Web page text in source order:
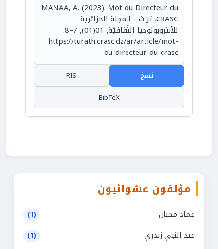
MANAA, A. (2023). Mot du Directeur du
CRASC. تراث - المجلة الجزائرية
للأنثروبولوجيا الثّقافيّة, 01(01), 7–8.
https://turath.crasc.dz/ar/article/mot-
du-directeur-du-crasc
نسخ
RIS
BibTeX
مؤلفون عشوائيون
عماد محنان (1)
عبد النبي زندري (1)